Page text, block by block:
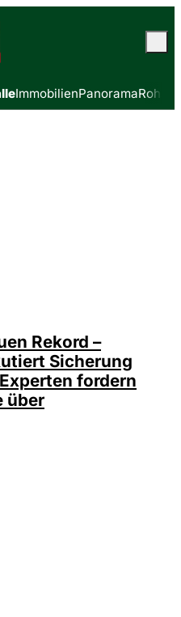
ImmobilienPanorama
Rekord –
Sicherung
fordern
über